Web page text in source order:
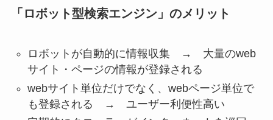
「ロボット型検索エンジン」のメリット
ロボットが自動的に情報収集 → 大量のweb
サイト・ページの情報が登録される
webサイト単位だけでなく、webページ単位で
も登録される → ユーザー利便性高い